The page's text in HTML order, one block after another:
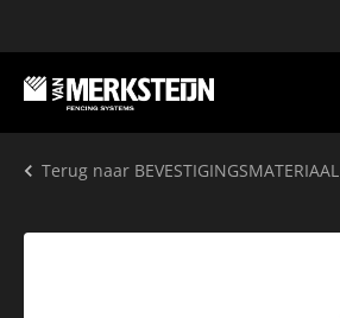
Terug naar BEVESTIGINGSMATERIAAL